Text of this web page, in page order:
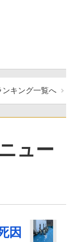
ンキング一覧へ
ュー
因